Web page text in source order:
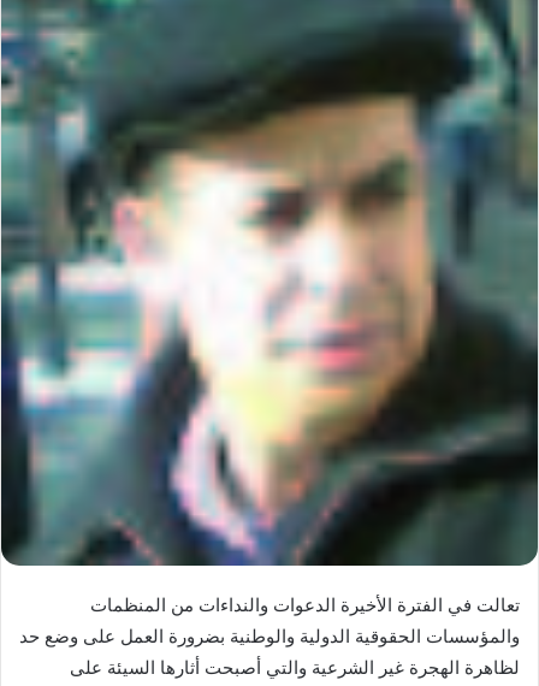
تعالت في الفترة الأخيرة الدعوات والنداءات من المنظمات
والمؤسسات الحقوقية الدولية والوطنية بضرورة العمل على وضع حد
لظاهرة الهجرة غير الشرعية والتي أصبحت أثارها السيئة على